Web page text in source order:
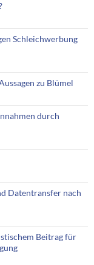
Schleichwerbung
zu Blümel
durch
Datentransfer nach
Beitrag für